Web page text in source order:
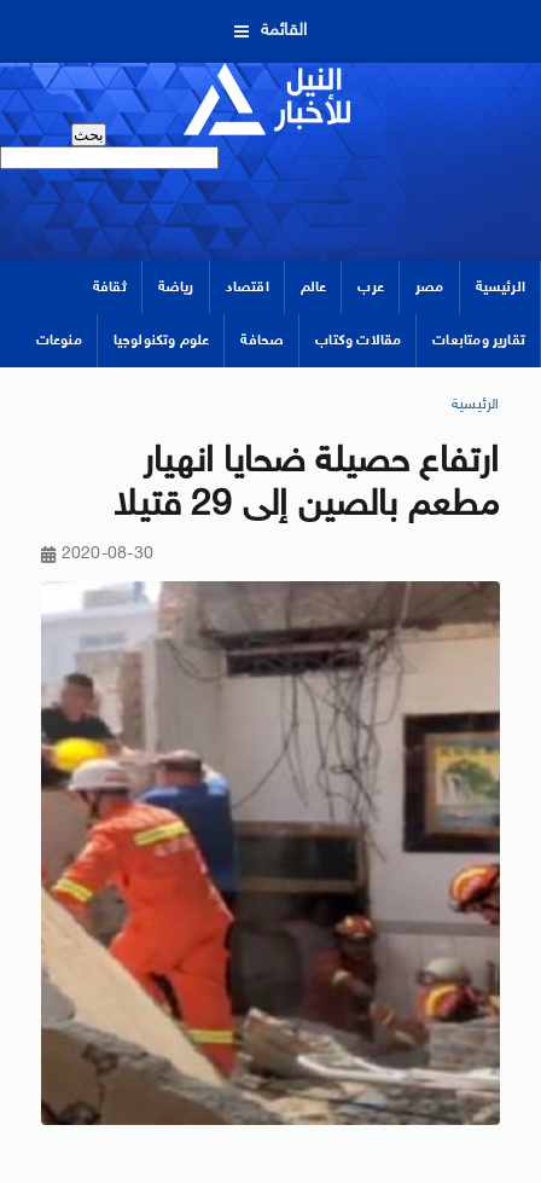
القائمة
الرئيسية مصر عرب عالم اقتصاد رياضة ثقافة
تقارير ومتابعات مقالات وكتاب صحافة علوم وتكنولوجيا منوعات
الرئيسية
ارتفاع حصيلة ضحايا انهيار
مطعم بالصين إلى 29 قتيلا
2020-08-30